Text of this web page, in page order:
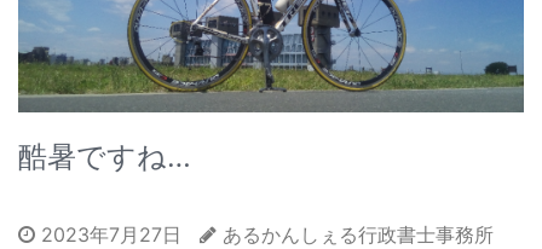
酷暑ですね…
2023年7月27日
あるかんしぇる行政書士事務所